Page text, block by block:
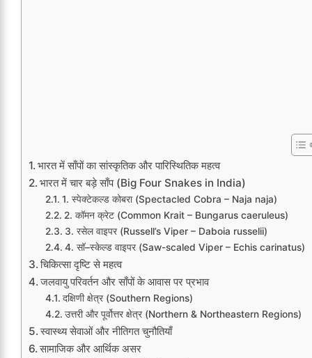
भारत में साँपों का सांस्कृतिक और पारिस्थितिक महत्व
भारत में चार बड़े साँप (Big Four Snakes in India)
1. स्पेक्टेकल्ड कोबरा (Spectacled Cobra – Naja naja)
2. कॉमन क्रेट (Common Krait – Bungarus caeruleus)
3. रसेल वाइपर (Russell’s Viper – Daboia russelii)
4. सॉ–स्केल्ड वाइपर (Saw-scaled Viper – Echis carinatus)
चिकित्सा दृष्टि से महत्व
जलवायु परिवर्तन और साँपों के आवास पर प्रभाव
दक्षिणी क्षेत्र (Southern Regions)
उत्तरी और पूर्वोत्तर क्षेत्र (Northern & Northeastern Regions)
स्वास्थ्य सेवाओं और नीतिगत चुनौतियाँ
सामाजिक और आर्थिक असर